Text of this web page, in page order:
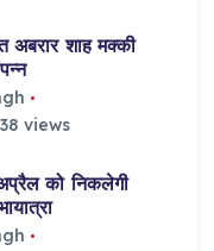
शाह मक्की
38 views
को निकलेगी